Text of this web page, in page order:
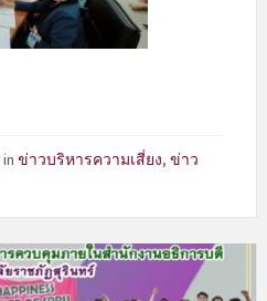
in ข่าวบริหารความเสี่ยง, ข่าว